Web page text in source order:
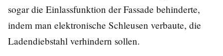
sogar die Einlassfunktion der Fassade behinderte,
indem man elektronische Schleusen verbaute, die
Ladendiebstahl verhindern sollen.